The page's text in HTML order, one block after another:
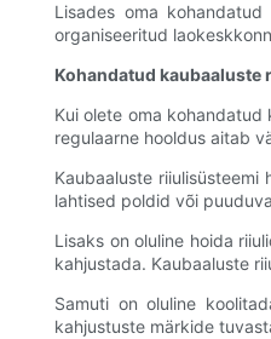
Lisades oma
organiseeritud
Kohandatud
Kui olete oma
regulaarne hooldus aitab
Kaubaaluste
lahtised poldid või
Lisaks on oluline hoida
kahjustada. Kaubaaluste
Samuti on oluline
kahjustuste märkide